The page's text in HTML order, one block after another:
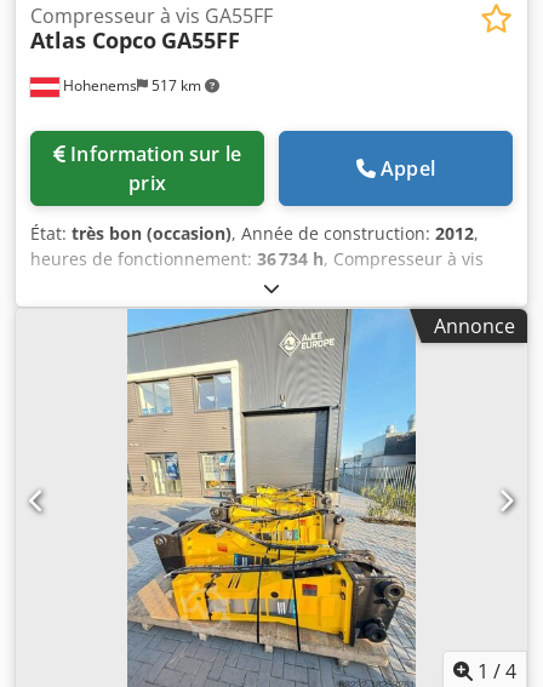
Hohenems 517 km
Compresseur à vis GA55FF
Atlas Copco GA55FF
prix
Appel
État: très bon (occasion), Année de construction: 2012,
heures de fonctionnement: 36 734 h, Compresseur à vis
Atlas Copco GA55FF Séchage intégré 55 kW 9,80 bars 8,87
m³/min Année de fabrication : 2012 Chedpfozphrwox Algoa
Nombre d'heures de fonctionnement : 36 734
Annonce
1 /4